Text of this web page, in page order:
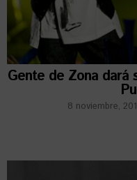
Gente de Zona dará
8 noviembre,